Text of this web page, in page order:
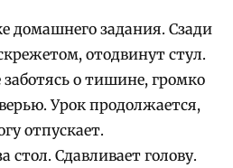
домашнего задания. Сзади
отодвинут стул.
о тишине, громко
Урок продолжается,
отпускает.
стол. Сдавливает голову.